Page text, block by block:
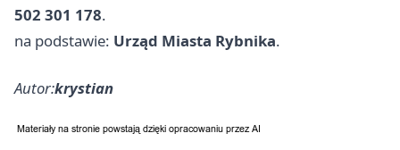
502 301 178.
na podstawie: Urząd Miasta Rybnika.
Autor:krystian